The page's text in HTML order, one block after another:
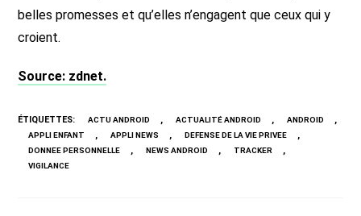
belles promesses et qu’elles n’engagent que ceux qui y
croient.
Source: zdnet.
ÉTIQUETTES: ACTU ANDROID , ACTUALITÉ ANDROID , ANDROID ,
APPLI ENFANT , APPLI NEWS , DEFENSE DE LA VIE PRIVEE ,
DONNEE PERSONNELLE , NEWS ANDROID , TRACKER ,
VIGILANCE